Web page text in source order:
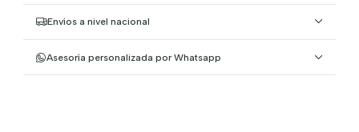
Envíos a nivel nacional
Asesoría personalizada por Whatsapp